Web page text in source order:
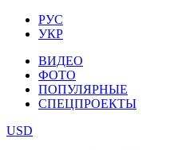
РУС
УКР
ВИДЕО
ФОТО
ПОПУЛЯРНЫЕ
СПЕЦПРОЕКТЫ
USD